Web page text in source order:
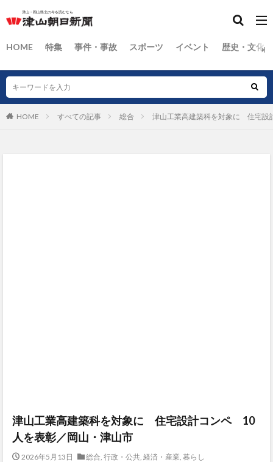
HOME 特集 事件・事故 スポーツ イベント 歴史・文化
HOME すべての記事 総合 津山工業高建築科を対象に 住宅
津山工業高建築科を対象に 住宅設計コンペ 10
人を表彰／岡山・津山市
2026年5月13日 総合, 行政・公共, 経済・産業, 暮らし